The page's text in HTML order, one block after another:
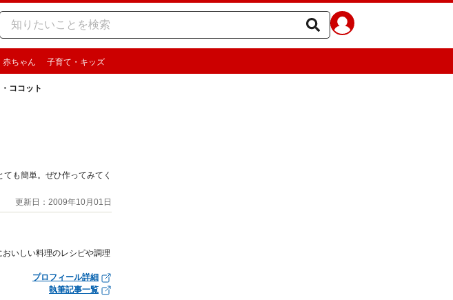
赤ちゃん 子育て・キッズ
ココット
も簡単。ぜひ作ってみてく
更新日：2009年10月01日
いしい料理のレシピや調理
プロフィール詳細
執筆記事一覧